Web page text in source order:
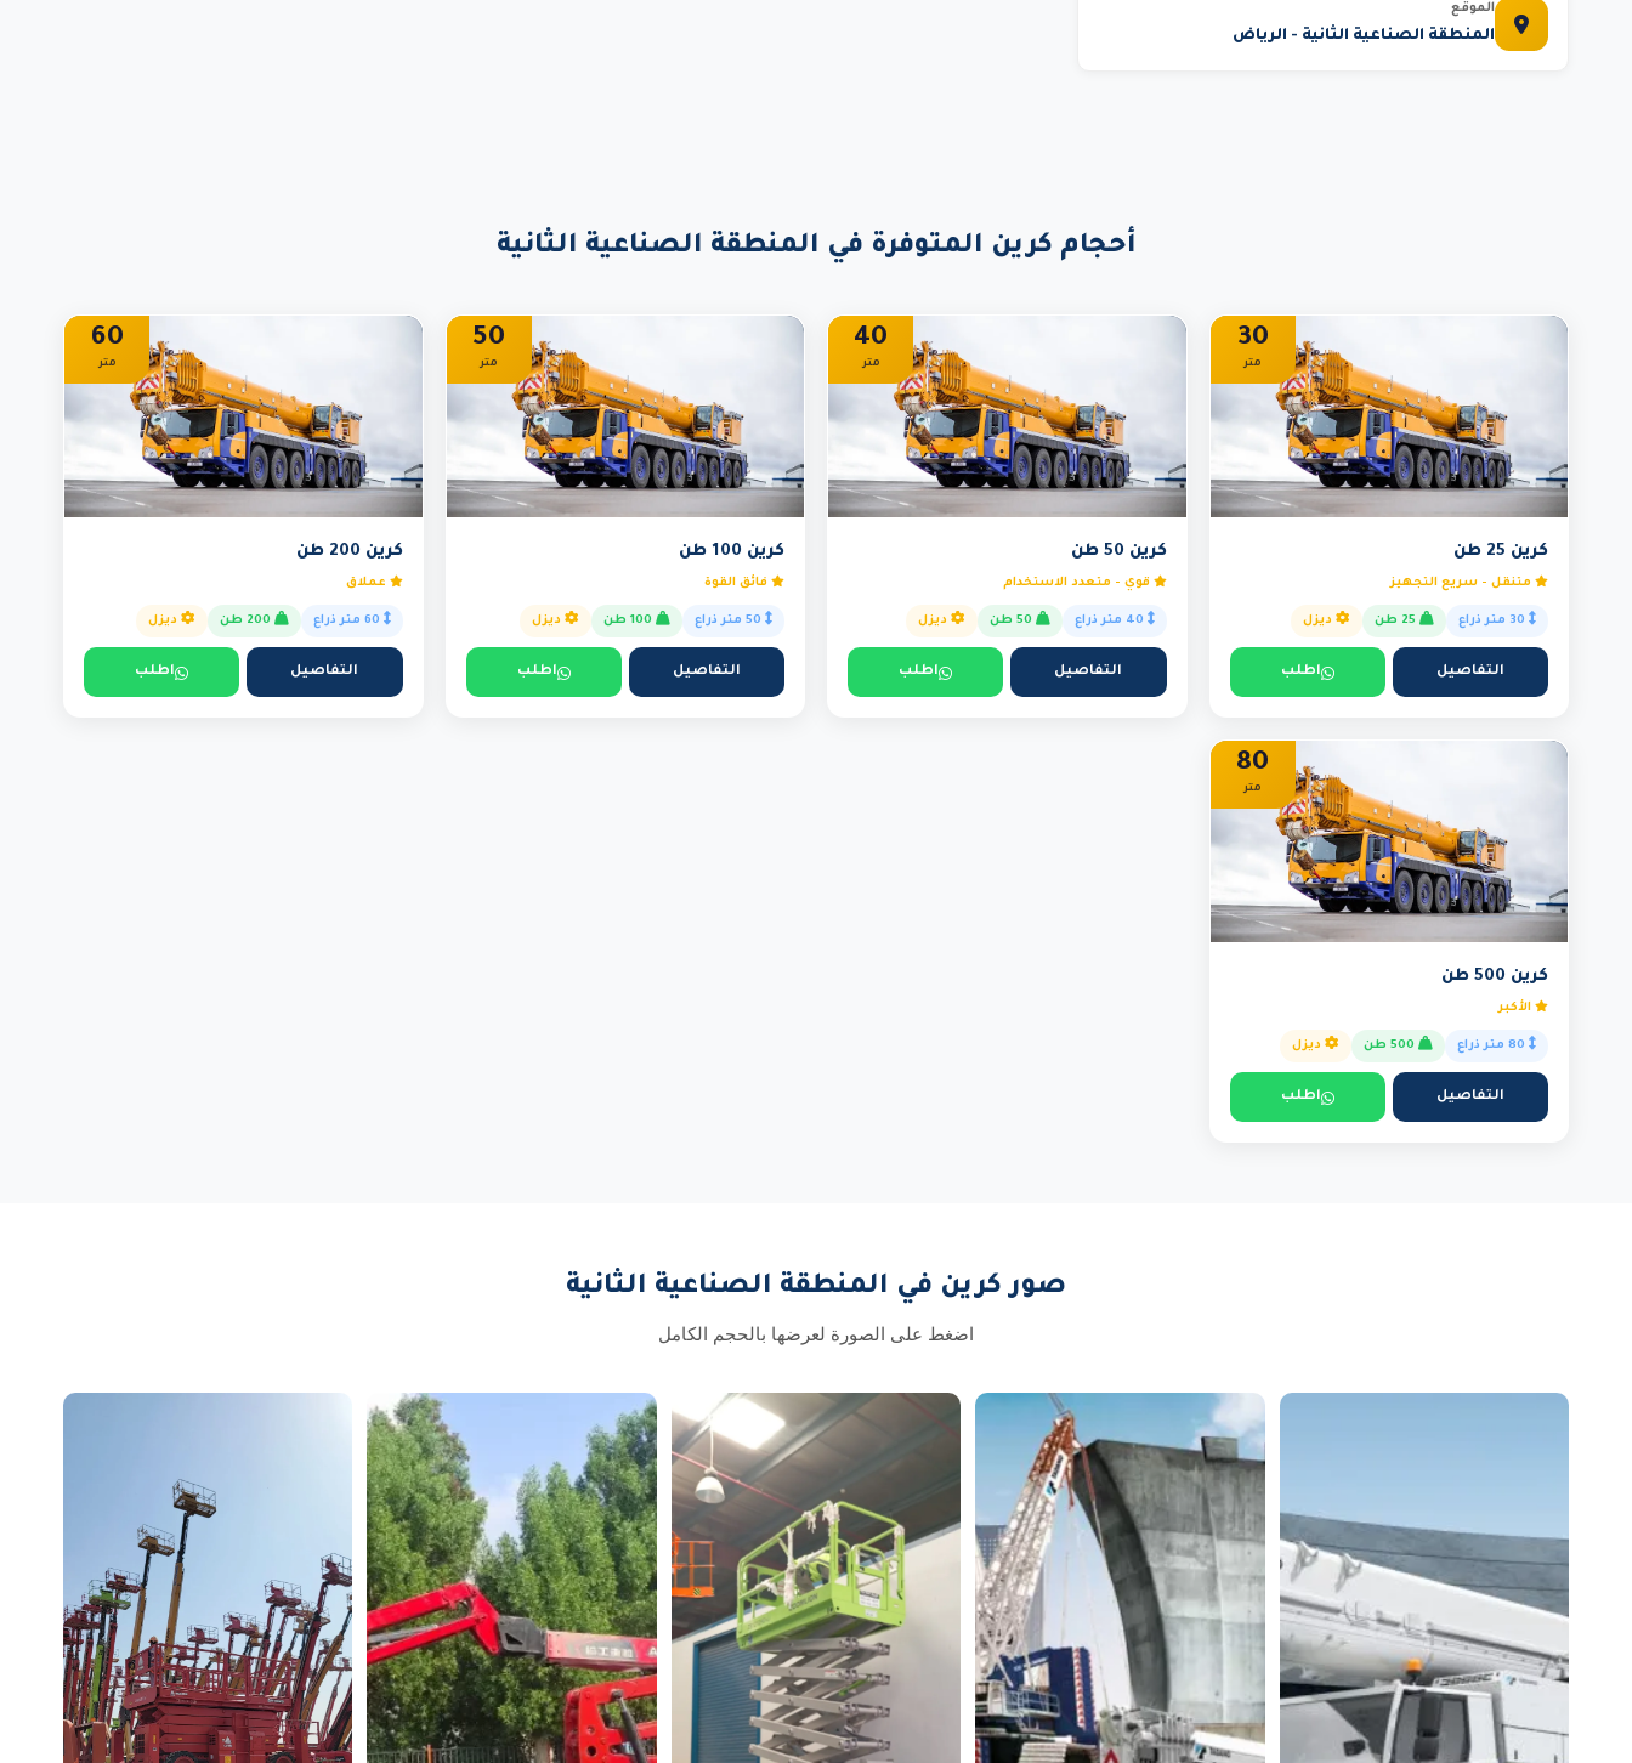
الموقع
المنطقة الصناعية الثانية - الرياض
أحجام كرين المتوفرة في المنطقة الصناعية الثانية
30
متر
كرين 25 طن
متنقل - سريع التجهيز
ديزل
التفاصيل اطلب
40
متر
كرين 50 طن
قوي - متعدد الاستخدام
ديزل
التفاصيل اطلب
50
متر
كرين 100 طن
فائق القوة
ديزل
التفاصيل اطلب
60
متر
كرين 200 طن
عملاق
ديزل
التفاصيل اطلب
80
متر
كرين 500 طن
الأكبر
ديزل
التفاصيل اطلب
صور كرين في المنطقة الصناعية الثانية
اضغط على الصورة لعرضها بالحجم الكامل